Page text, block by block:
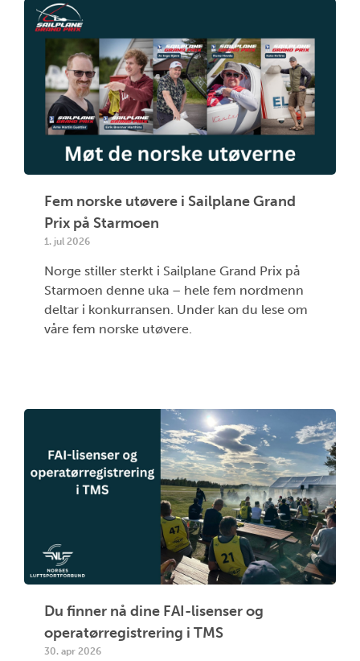
Fem norske utøvere i Sailplane Grand
Prix på Starmoen
1. jul 2026
Norge stiller sterkt i Sailplane Grand Prix på
Starmoen denne uka – hele fem nordmenn
deltar i konkurransen. Under kan du lese om
våre fem norske utøvere.
Du finner nå dine FAI-lisenser og
operatørregistrering i TMS
30. apr 2026